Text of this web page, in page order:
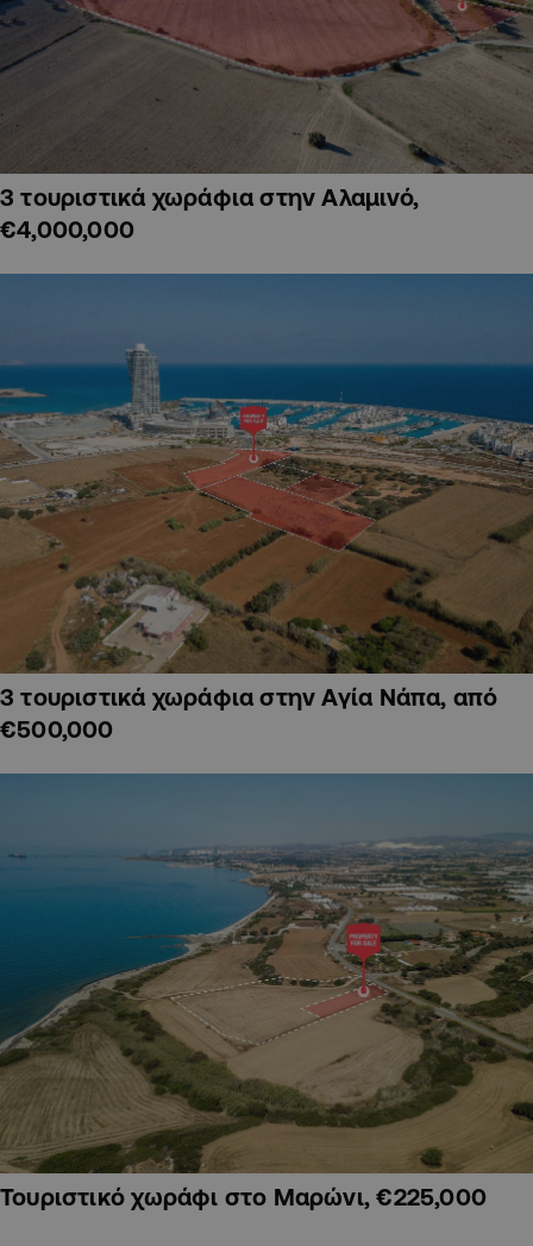
3 τουριστικά χωράφια στην Αλαμινό,
€4,000,000
3 τουριστικά χωράφια στην Αγία Νάπα, από
€500,000
Τουριστικό χωράφι στο Μαρώνι, €225,000